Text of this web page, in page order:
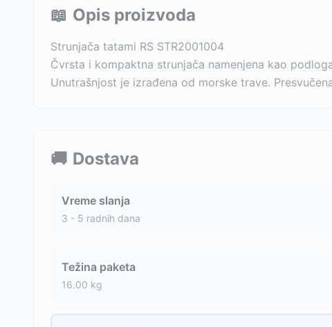
📖 Opis proizvoda
Strunjača tatami RS STR2001004
Čvrsta i kompaktna strunjača namenjena kao
Unutrašnjost je izrađena od morske trave.
🚚 Dostava
Vreme slanja
3 - 5 radnih dana
Težina paketa
16.00 kg